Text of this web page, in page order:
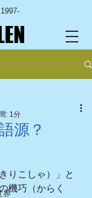
界
源？
: 1分
りこしゃ）」と
機巧（からく